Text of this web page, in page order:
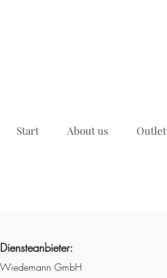
Start About us Outlet
Diensteanbieter:
Wiedemann GmbH